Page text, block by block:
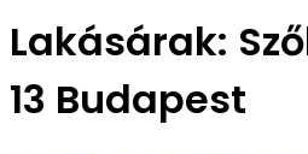
Lakásárak:
13 Budapest